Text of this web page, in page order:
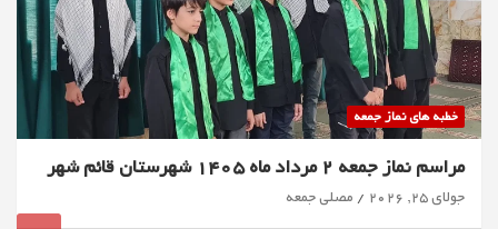
خطبه های نماز جمعه
مراسم نماز جمعه 2 مرداد ماه 1405 شهرستان قائم شهر
جولای 25, 2026 مصلی جمعه